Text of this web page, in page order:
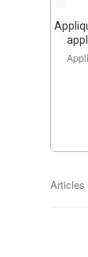
Articles